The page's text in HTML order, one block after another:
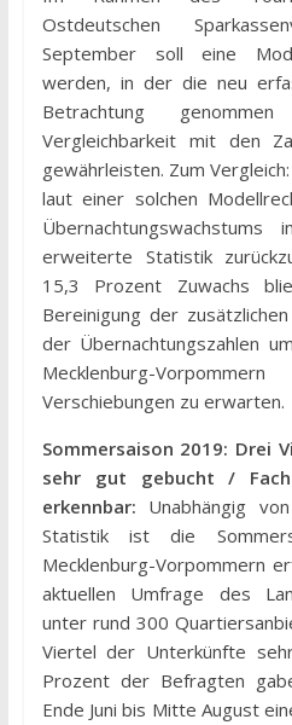
Ostdeutschen
September soll eine
werden, in der die neu
Betrachtung
Vergleichbarkeit mit den
gewährleisten. Zum
laut einer solchen
erweiterte Statistik
15,3 Prozent Zuwachs
Bereinigung der
der Übernachtungszahlen
Mecklenburg-
Verschiebungen zu erwarten.
Sommersaison 2019: Drei
sehr gut gebucht /
erkennbar: Unabhängig
Statistik ist die
Mecklenburg-Vorpommern
aktuellen Umfrage des
unter rund 300
Viertel der Unterkünfte
Prozent der Befragten
Ende Juni bis Mitte August